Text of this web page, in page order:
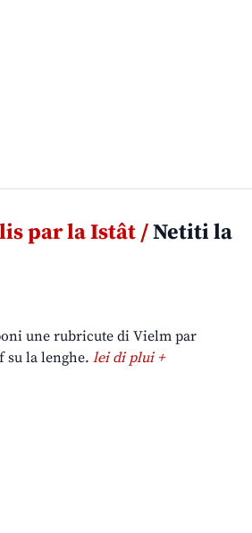
par la Istât /Netiti la
une rubricute di Vielm par
la lenghe. lei di plui +